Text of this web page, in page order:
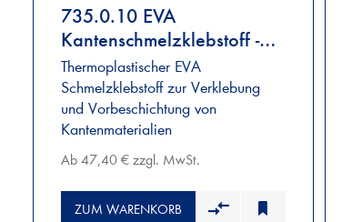
735.0.10 EVA
Kantenschmelzklebstoff -
weiß
Thermoplastischer EVA
Schmelzklebstoff zur Verklebung
und Vorbeschichtung von
Kantenmaterialien
Ab 47,40 € zzgl. MwSt.
ZUM WARENKORB